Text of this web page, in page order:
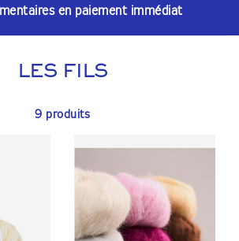
en paiement immédiat
LES FILS
9 produits